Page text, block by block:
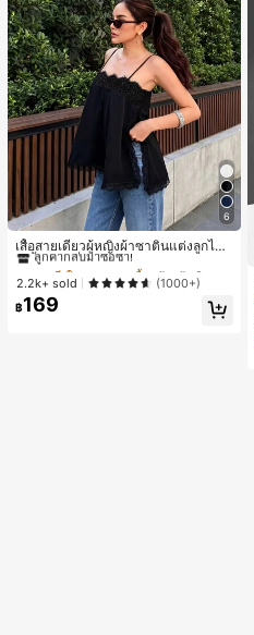
6
เสื้อสายเดี่ยวผู้หญิงผ้าซาตินแต่งลูกไม้
- เสื้อสายเดี่ยวฤดูร้อนสีขากีมีรอยผ่าด้า
นข้างที่น่าดึงดูด ลำลองสีดำ สำหรับเธอ
#1 ขายดี
ใน ชายหาด เสื้อกล้ามผู้หญิง & Camis
ลูกค้ากลับมาซื้อซ้ำ!
#1 ขายดี
ลูกค้ากลับมาซื้อซ้ำ!
#1 ขายดี
ลูกค้ากลับมาซื้อซ้ำ!
#1 ขายดี
ใน ชายหาด เสื้อกล้ามผู้หญิง & Camis
2.2k+ sold (1000+)
฿169